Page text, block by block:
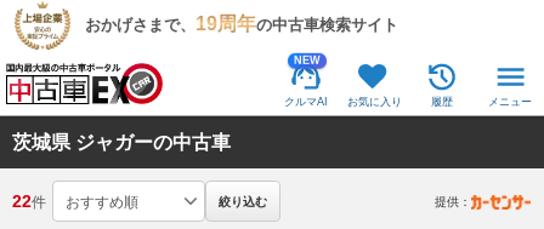
おかげさまで、 19周年の中古車検索サイト
NEW
クルマAI お気に入り 履歴 メニュー
茨城県 ジャガーの中古車
22件 絞り込む 提供：